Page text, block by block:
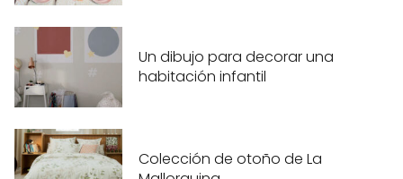
Un dibujo para decorar una
habitación infantil
Colección de otoño de La